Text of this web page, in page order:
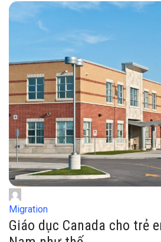
Migration
Giáo dục Canada cho trẻ